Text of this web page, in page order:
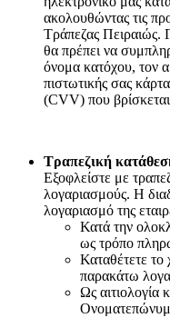
ακολουθώντας τις
Τράπεζας Πειραιώς.
θα πρέπει να
όνομα κατόχου, τον
πιστωτικής σας
(CVV) που
Τραπεζική
Εξοφλείστε με
λογαριασμούς. Η
λογαριασμό της
Κατά την
ως τρόπο
Καταθέτετε το
παρακάτω
Ως αιτιολογία